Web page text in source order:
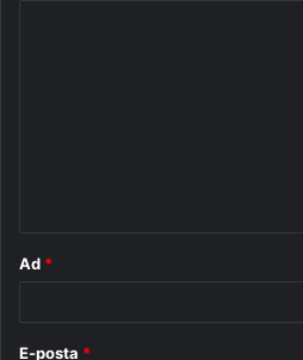
Ad *
E-posta *